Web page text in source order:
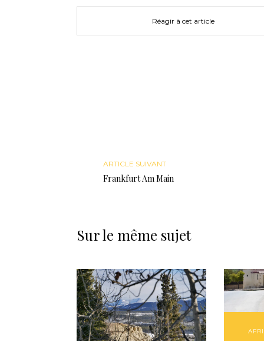
Réagir à cet article
ARTICLE SUIVANT
Frankfurt Am Main
Sur le même sujet